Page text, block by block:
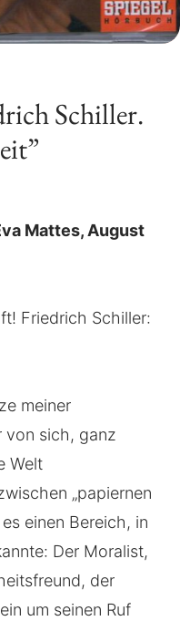
Schiller.
Mattes, August
Friedrich Schiller:
meiner
von sich, ganz
Welt
„papiernen
einen Bereich, in
Der Moralist,
der
um seinen Ruf